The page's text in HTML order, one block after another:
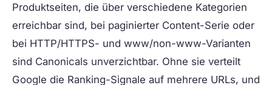
Produktseiten, die über verschiedene Kategorien
erreichbar sind, bei paginierter Content-Serie oder
bei HTTP/HTTPS- und www/non-www-Varianten
sind Canonicals unverzichtbar. Ohne sie verteilt
Google die Ranking-Signale auf mehrere URLs, und